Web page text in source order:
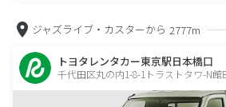
ジャズライブ・カスターから 2777m
トヨタレンタカー東京駅日本橋口
千代田区丸の内1-8-1トラストタワ-N館